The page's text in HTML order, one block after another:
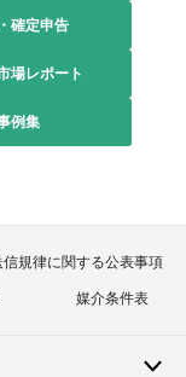
確定申告
場レポート
例集
信規律に関する公表事項
媒介条件表